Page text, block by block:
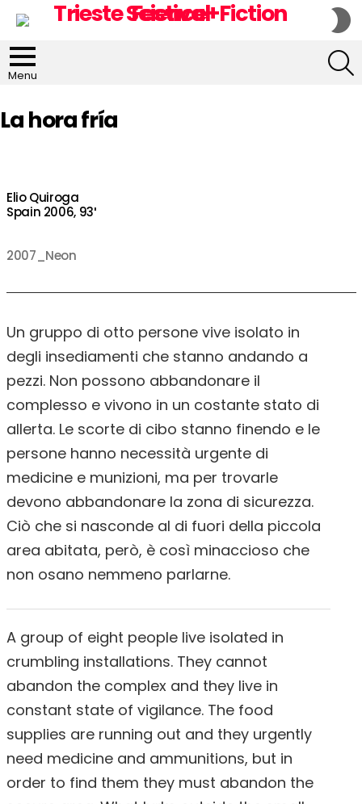
Menu
La hora fría
Elio Quiroga
Spain 2006, 93′
2007_Neon
Un gruppo di otto persone vive isolato in
degli insediamenti che stanno andando a
pezzi. Non possono abbandonare il
complesso e vivono in un costante stato di
allerta. Le scorte di cibo stanno finendo e le
persone hanno necessità urgente di
medicine e munizioni, ma per trovarle
devono abbandonare la zona di sicurezza.
Ciò che si nasconde al di fuori della piccola
area abitata, però, è così minaccioso che
non osano nemmeno parlarne.
A group of eight people live isolated in
crumbling installations. They cannot
abandon the complex and they live in
constant state of vigilance. The food
supplies are running out and they urgently
need medicine and ammunitions, but in
order to find them they must abandon the